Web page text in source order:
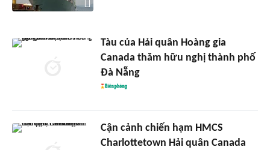
Tàu của Hải quân Hoàng gia
Canada thăm hữu nghị thành phố
Đà Nẵng
Cận cảnh chiến hạm HMCS
Charlottetown Hải quân Canada